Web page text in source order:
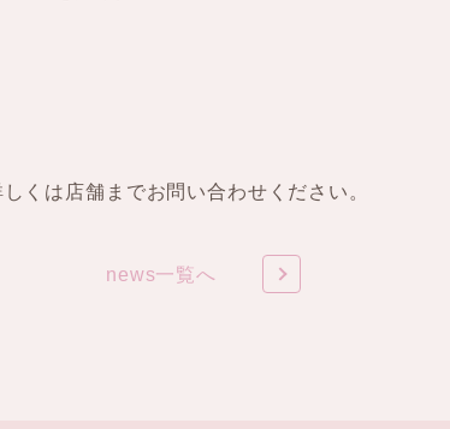
くは店舗までお問い合わせください。
news一覧へ